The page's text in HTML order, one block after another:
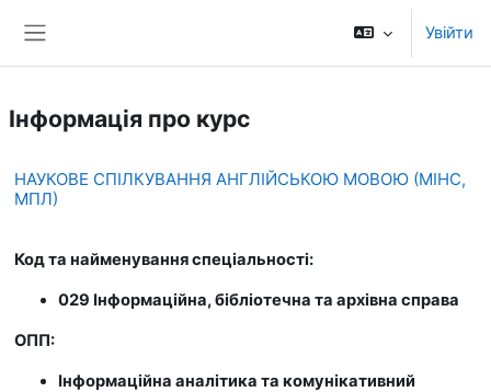
Увійти
Інформація про курс
НАУКОВЕ СПІЛКУВАННЯ АНГЛІЙСЬКОЮ МОВОЮ (МІНС,
МПЛ)
Код та найменування спеціальності:
029 Інформаційна, бібліотечна та архівна справа
ОПП:
Інформаційна аналітика та комунікативний